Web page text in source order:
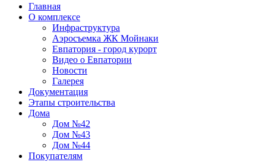
Главная
О комплексе
Инфраструктура
Аэросъемка ЖК Мойнаки
Евпатория - город курорт
Видео о Евпатории
Новости
Галерея
Документация
Этапы строительства
Дома
Дом №42
Дом №43
Дом №44
Покупателям